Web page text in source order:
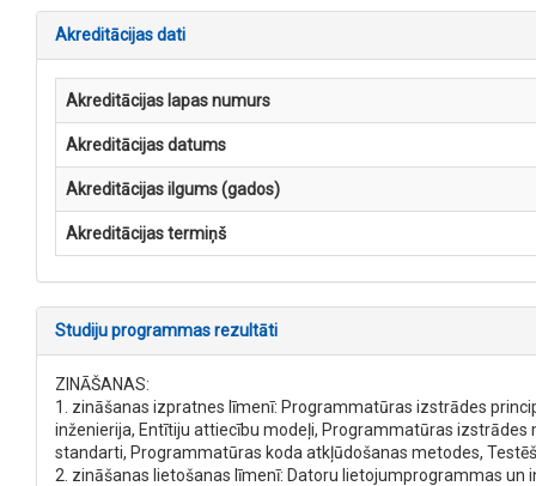
Akreditācijas dati
Akreditācijas lapas numurs
Akreditācijas datums
Akreditācijas ilgums (gados)
Akreditācijas termiņš
Studiju programmas rezultāti
ZINĀŠANAS:
1. zināšanas izpratnes līmenī: Programmatūras izstrādes
inženierija, Entītiju attiecību modeļi, Programmatūras
standarti, Programmatūras koda atkļūdošanas metodes,
2. zināšanas lietošanas līmenī: Datoru lietojumprogrammas